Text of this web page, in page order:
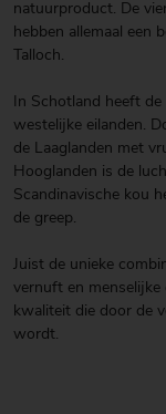
natuurproduct. De
hebben allemaal een
Talloch.
In Schotland heeft
westelijke eilanden.
de Laaglanden met
Hooglanden is de
Scandinavische kou
de greep.
Juist de unieke
vernuft en menselijke
kwaliteit die door de
wordt.